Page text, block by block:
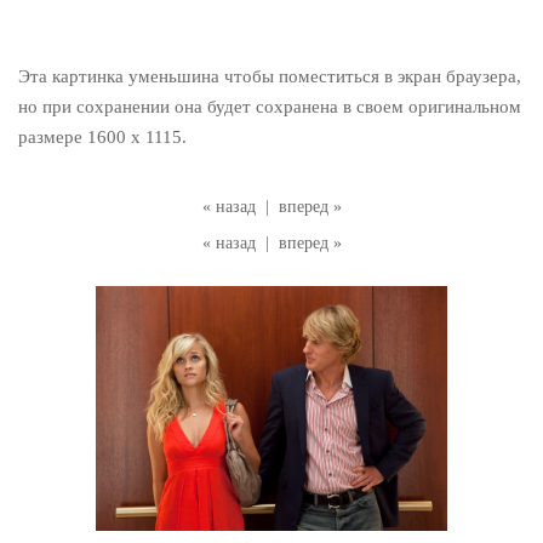
« назад
вперед »
« назад
вперед »
Эта картинка уменьшина чтобы поместиться в экран браузера,
но при сохранении она будет сохранена в своем оригинальном
размере 1600 x 1115.